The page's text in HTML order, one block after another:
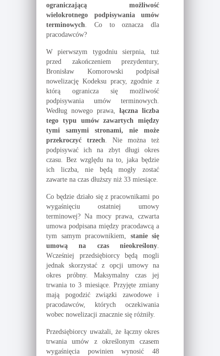
ograniczającą możliwość
wielokrotnego podpisywania umów
terminowych. Co to oznacza dla
pracodawców?
W pierwszym tygodniu sierpnia, tuż
przed zakończeniem prezydentury,
Bronisław Komorowski podpisał
nowelizację Kodeksu pracy, zgodnie z
którą ogranicza się możliwość
podpisywania umów terminowych.
Według nowego prawa, łączna liczba
tego typu umów zawartych między
tymi samymi stronami, nie może
przekroczyć trzech. Nie można też
podpisywać ich na zbyt długi okres
czasu. Bez względu na to, jaka będzie
ich liczba, nie będą mogły zostać
zawarte na czas dłuższy niż 33 miesiące.
Co będzie działo się z pracownikami po
wygaśnięciu ostatniej umowy
terminowej? Na mocy prawa, czwarta
umowa podpisana między pracodawcą a
tym samym pracownikiem, stanie się
umową na czas nieokreślony.
Wcześniej przedsiębiorcy będą mogli
jednak skorzystać z opcji umowy na
okres próbny. Maksymalny czas jej
trwania to 3 miesiące. Przyjęte zmiany
mają pogodzić związki zawodowe i
pracodawców, których oczekiwania
wobec nowelizacji znacznie się różniły.
Przedsiębiorcy uważali, że łączny okres
trwania umów z określonym czasem
wygaśnięcia powinien wynosić 48